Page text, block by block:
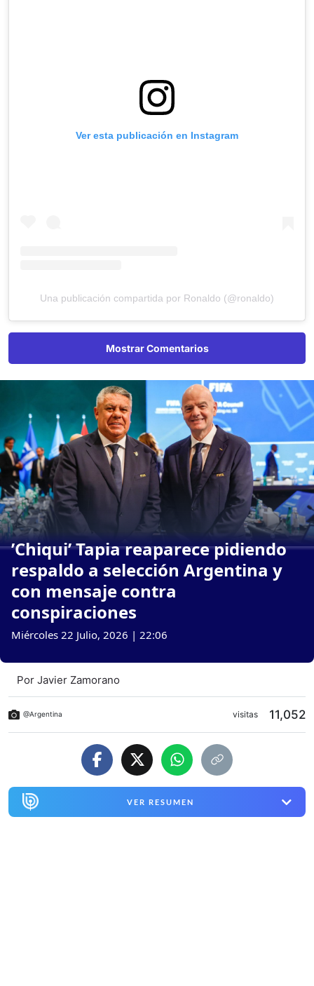
Ver esta publicación en Instagram
Una publicación compartida por Ronaldo (@ronaldo)
Mostrar Comentarios
’Chiqui’ Tapia reaparece pidiendo
respaldo a selección Argentina y
con mensaje contra
conspiraciones
Miércoles 22 Julio, 2026 | 22:06
Por Javier Zamorano
@Argentina visitas 11,052
VER RESUMEN